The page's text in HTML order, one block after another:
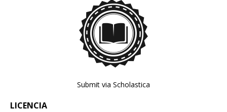
Submit via Scholastica
LICENCIA